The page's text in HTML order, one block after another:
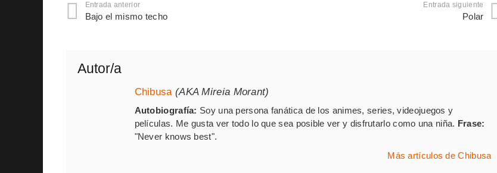
Entrada anterior
Bajo el mismo techo
Entrada siguiente
Polar
Autor/a
Chibusa (AKA Mireia Morant)
Autobiografía: Soy una persona fanática de los animes, series, videojuegos y
películas. Me gusta ver todo lo que sea posible ver y disfrutarlo como una niña. Frase:
"Never knows best".
Más artículos de Chibusa